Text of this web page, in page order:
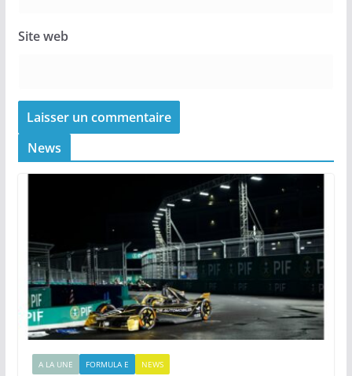
Site web
News
A LA UNE FORMULA E NEWS